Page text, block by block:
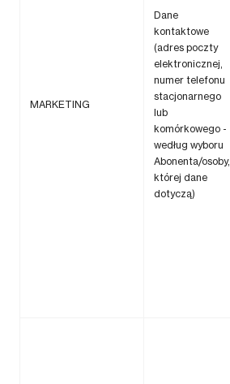
MARKETING
Dane
kontaktowe
(adres poczty
elektronicznej,
numer telefonu
stacjonarnego
lub
komórkowego -
według wyboru
Abonenta/osoby,
której dane
dotyczą)